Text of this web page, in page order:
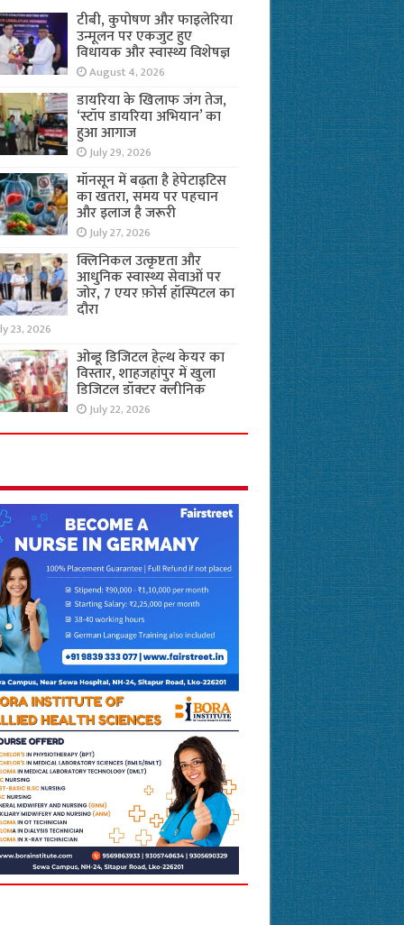
टीबी, कुपोषण और फाइलेरिया
उन्मूलन पर एकजुट हुए
विधायक और स्वास्थ्य विशेषज्ञ
August 4, 2026
डायरिया के खिलाफ जंग तेज,
‘स्टॉप डायरिया अभियान’ का
हुआ आगाज
July 29, 2026
मॉनसून में बढ़ता है हेपेटाइटिस
का खतरा, समय पर पहचान
और इलाज है जरूरी
July 27, 2026
क्लिनिकल उत्कृष्टता और
आधुनिक स्वास्थ्य सेवाओं पर
जोर, 7 एयर फ़ोर्स हॉस्पिटल का
दौरा
23, 2026
ओब्डू डिजिटल हेल्थ केयर का
विस्तार, शाहजहांपुर में खुला
डिजिटल डॉक्टर क्लीनिक
July 22, 2026